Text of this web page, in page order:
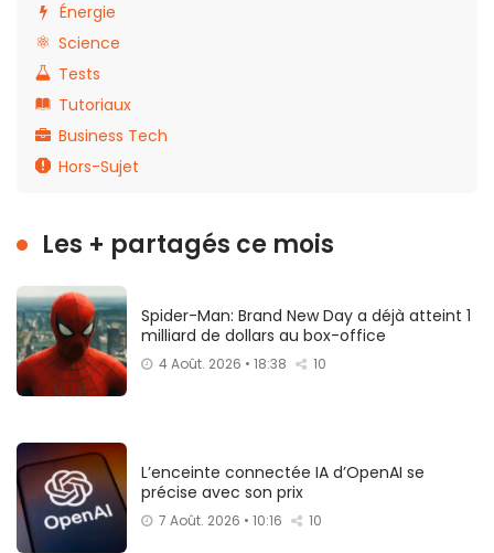
Énergie
Science
Tests
Tutoriaux
Business Tech
Hors-Sujet
Les + partagés ce mois
Spider-Man: Brand New Day a déjà atteint 1
milliard de dollars au box-office
4 Août. 2026 • 18:38 10
L’enceinte connectée IA d’OpenAI se
précise avec son prix
7 Août. 2026 • 10:16 10